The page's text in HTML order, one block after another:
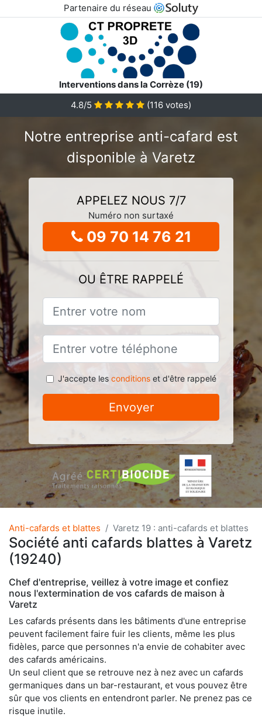
Partenaire du réseau
Interventions dans la Corrèze (19)
4.8/5
(116 votes)
Notre entreprise anti-cafard est
disponible à Varetz
APPELEZ NOUS 7/7
Numéro non surtaxé
09 70 14 76 21
OU ÊTRE RAPPELÉ
J'accepte les conditionset d'être rappelé
Envoyer
Anti-cafards et blattes Varetz 19 : anti-cafards et blattes
Société anti cafards blattes à Varetz
(19240)
Chef d'entreprise, veillez à votre image et confiez
nous l'extermination de vos cafards de maison à
Varetz
Les cafards présents dans les bâtiments d'une entreprise
peuvent facilement faire fuir les clients, même les plus
fidèles, parce que personnes n'a envie de cohabiter avec
des cafards américains.
Un seul client que se retrouve nez à nez avec un cafards
germaniques dans un bar-restaurant, et vous pouvez être
sûr que vos clients en entendront parler. Ne prenez pas ce
risque inutile.